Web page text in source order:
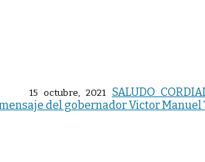
15 octubre, 2021 SALUDO
del gobernador Victor Manuel